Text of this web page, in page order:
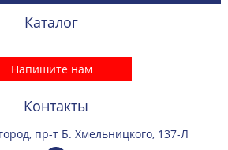
Каталог
Напишите нам
Контакты
пр-т Б. Хмельницкого, 137-Л